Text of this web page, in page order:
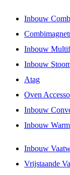
Inbouw
Inbouw
Inbouw
Atag
Oven
Inbouw
Inbouw
Inbouw
Vrijstaande